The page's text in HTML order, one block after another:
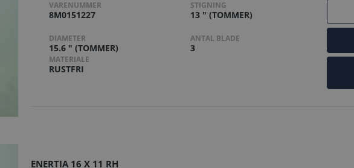
VARENUMMER
8M0151227
STIGNING
13 " (TOMMER)
DIAMETER
15.6 " (TOMMER)
ANTAL BLADE
3
MATERIALE
RUSTFRI
ENERTIA 16 X 11 RH